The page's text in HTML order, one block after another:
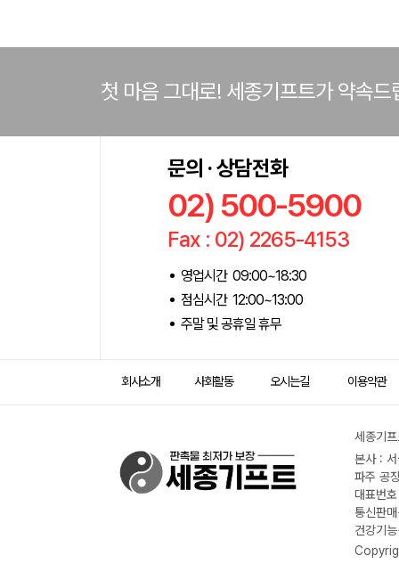
첫 마음 그대로! 세종기프트가 약속드
문의 · 상담전화
02) 500-5900
Fax : 02) 2265-4153
영업시간 09:00~18:30
점심시간 12:00~13:00
주말 및 공휴일 휴무
회사소개 사회활동 오시는길 이용약관
세종기
본사 :
파주 공
대표번
통신판
건강기